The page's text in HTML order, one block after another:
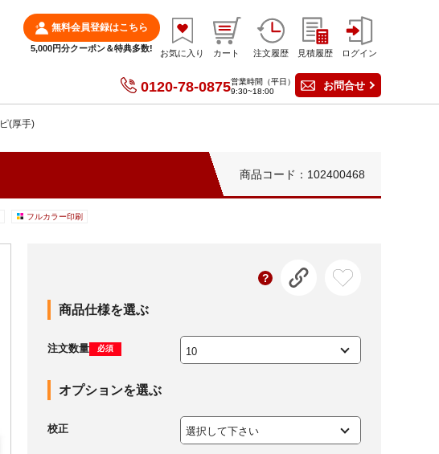
無料会員登録はこちら
5,000円分クーポン＆特典多数! お気に入り カート 注文履歴 見積履歴 ログイン
0120-78-0875営業時間（平日）
9:30~18:00
お問合せ
(厚手)
商品コード：102400468
フルカラー印刷
商品仕様を選ぶ
注文数量 必須
オプションを選ぶ
校正